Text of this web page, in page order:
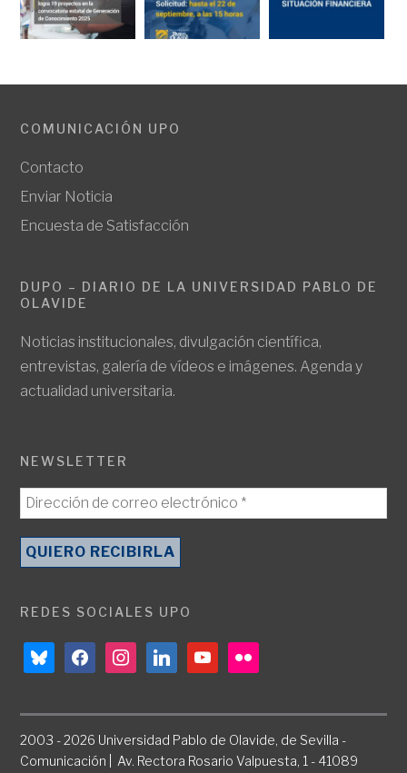
COMUNICACIÓN UPO
Contacto
Enviar Noticia
Encuesta de Satisfacción
DUPO – DIARIO DE LA UNIVERSIDAD PABLO DE
OLAVIDE
Noticias institucionales, divulgación científica,
entrevistas, galería de vídeos e imágenes. Agenda y
actualidad universitaria.
NEWSLETTER
REDES SOCIALES UPO
blueskyfacebookinstagramlinkedinyoutubeflickr
2003 - 2026 Universidad Pablo de Olavide, de Sevilla -
Comunicación | Av. Rectora Rosario Valpuesta, 1 - 41089